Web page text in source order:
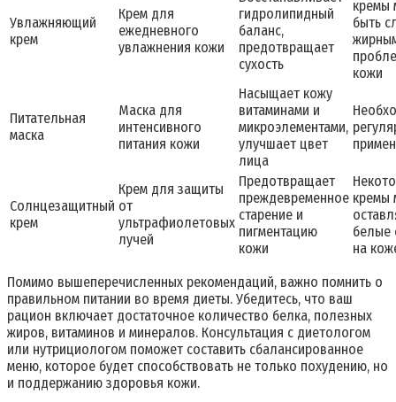
Увлажняющий
крем
Крем для
ежедневного
увлажнения кожи
гидролипидный
баланс,
предотвращает
сухость
кремы
быть
кожи
Питательная
маска
Маска для
интенсивного
питания кожи
Насыщает кожу
витаминами и
микроэлементами,
улучшает цвет
лица
Солнцезащитный
крем
Крем для защиты
от
ультрафиолетовых
лучей
Предотвращает
преждевременное
старение и
пигментацию
кожи
кремы
белые
на
Помимо вышеперечисленных рекомендаций, важно помнить о
правильном питании во время диеты. Убедитесь, что ваш
рацион включает достаточное количество белка, полезных
жиров, витаминов и минералов. Консультация с диетологом
или нутрициологом поможет составить сбалансированное
меню, которое будет способствовать не только похудению, но
и поддержанию здоровья кожи.